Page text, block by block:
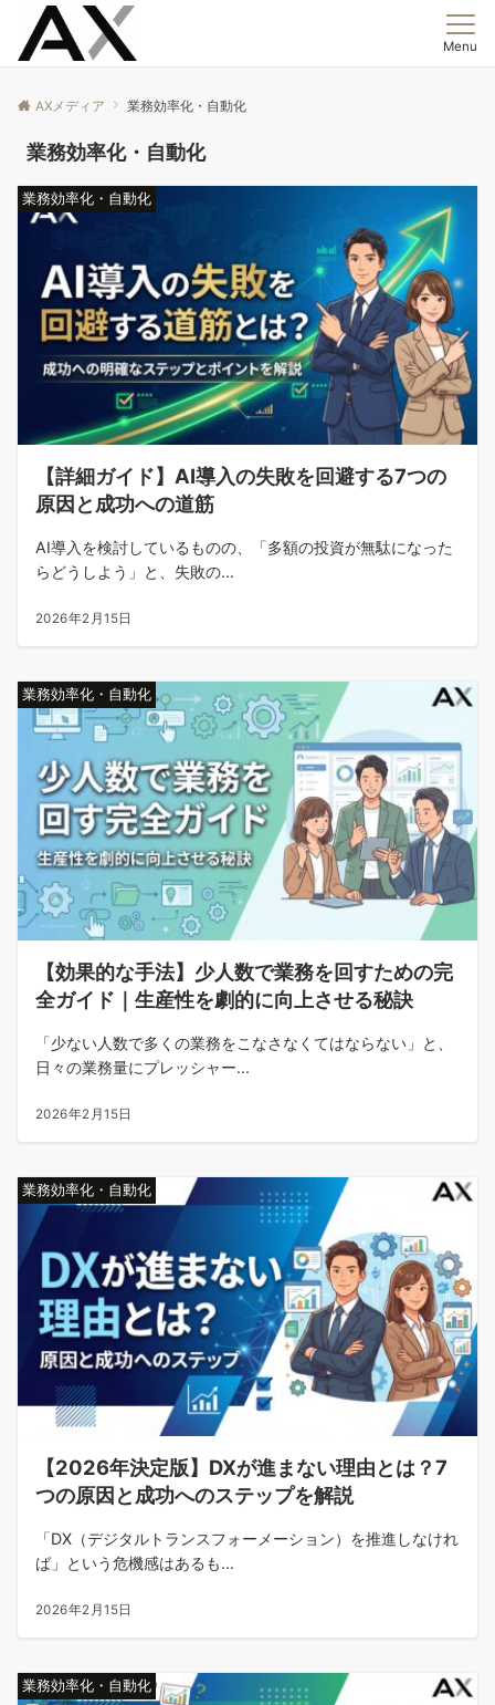
Menu
AXメディア 業務効率化・自動化
業務効率化・自動化
業務効率化・自動化
【詳細ガイド】AI導入の失敗を回避する7つの
原因と成功への道筋
AI導入を検討しているものの、「多額の投資が無駄になった
らどうしよう」と、失敗の...
2026年2月15日
業務効率化・自動化
【効果的な手法】少人数で業務を回すための完
全ガイド｜生産性を劇的に向上させる秘訣
「少ない人数で多くの業務をこなさなくてはならない」と、
日々の業務量にプレッシャー...
2026年2月15日
業務効率化・自動化
【2026年決定版】DXが進まない理由とは？7
つの原因と成功へのステップを解説
「DX（デジタルトランスフォーメーション）を推進しなけれ
ば」という危機感はあるも...
2026年2月15日
業務効率化・自動化